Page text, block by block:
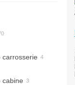
carrosserie
cabine